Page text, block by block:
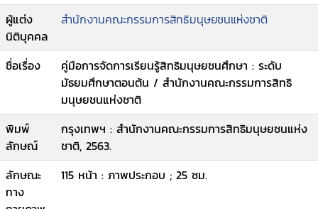
ผู้แต่ง
นิติบุคคล
สำนักงานคณะกรรมการสิทธิมนุษยชนแห่งชาติ
ชื่อเรื่อง
คู่มือการจัดการเรียนรู้สิทธิมนุษยชนศึกษา : ระดับ
มัธยมศึกษาตอนต้น / สำนักงานคณะกรรมการสิทธิ
มนุษยชนแห่งชาติ
พิมพ์
ลักษณ์
กรุงเทพฯ : สำนักงานคณะกรรมการสิทธิมนุษยชนแห่ง
ชาติ, 2563.
ลักษณะ
ทาง
115 หน้า : ภาพประกอบ ; 25 ซม.